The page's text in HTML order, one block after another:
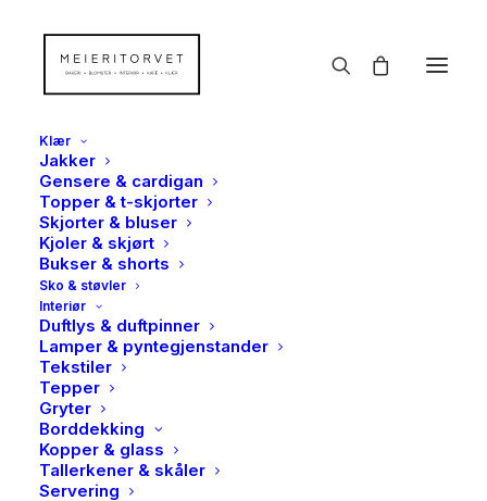
Klær
Jakker
Gensere & cardigan
Topper & t-skjorter
Skjorter & bluser
Kjoler & skjørt
Bukser & shorts
Sko & støvler
Interiør
Duftlys & duftpinner
Lamper & pyntegjenstander
Tekstiler
Tepper
Gryter
Borddekking
Kopper & glass
Tallerkener & skåler
Servering